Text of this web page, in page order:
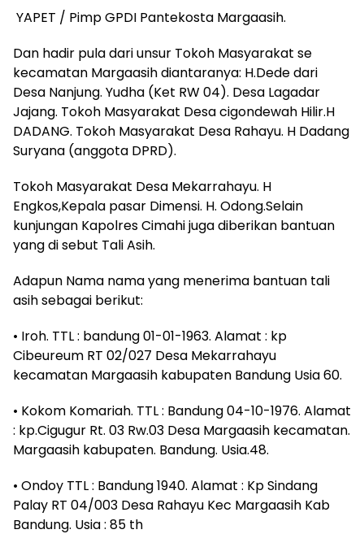
YAPET / Pimp GPDI Pantekosta Margaasih.
Dan hadir pula dari unsur Tokoh Masyarakat se
kecamatan Margaasih diantaranya: H.Dede dari
Desa Nanjung. Yudha (Ket RW 04). Desa Lagadar
Jajang. Tokoh Masyarakat Desa cigondewah Hilir.H
DADANG. Tokoh Masyarakat Desa Rahayu. H Dadang
Suryana (anggota DPRD).
Tokoh Masyarakat Desa Mekarrahayu. H
Engkos,Kepala pasar Dimensi. H. Odong.Selain
kunjungan Kapolres Cimahi juga diberikan bantuan
yang di sebut Tali Asih.
Adapun Nama nama yang menerima bantuan tali
asih sebagai berikut:
• Iroh. TTL : bandung 01-01-1963. Alamat : kp
Cibeureum RT 02/027 Desa Mekarrahayu
kecamatan Margaasih kabupaten Bandung Usia 60.
• Kokom Komariah. TTL : Bandung 04-10-1976. Alamat
: kp.Cigugur Rt. 03 Rw.03 Desa Margaasih kecamatan.
Margaasih kabupaten. Bandung. Usia.48.
• Ondoy TTL : Bandung 1940. Alamat : Kp Sindang
Palay RT 04/003 Desa Rahayu Kec Margaasih Kab
Bandung. Usia : 85 th